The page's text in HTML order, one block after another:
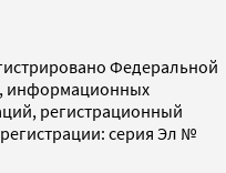
Федеральной
информационных
регистрационный
серия Эл №